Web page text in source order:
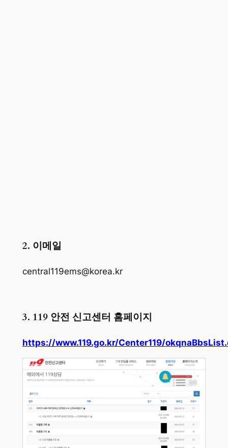
2. 이메일
central119ems@korea.kr
3. 119 안전 신고센터 홈페이지
https://www.119.go.kr/Center119/